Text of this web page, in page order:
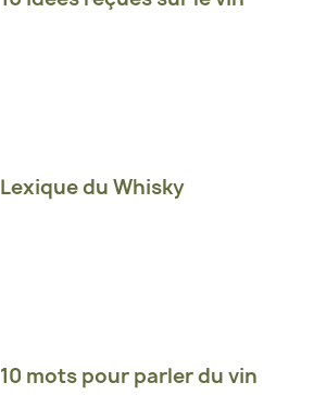
Lexique du Whisky
10 mots pour parler du vin